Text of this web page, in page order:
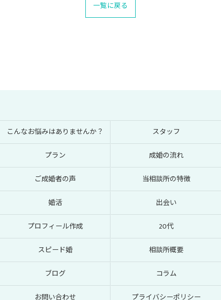
一覧に戻る
こんなお悩みはありませんか？ スタッフ
プラン 成婚の流れ
ご成婚者の声 当相談所の特徴
婚活 出会い
プロフィール作成 20代
スピード婚 相談所概要
ブログ コラム
お問い合わせ プライバシーポリシー